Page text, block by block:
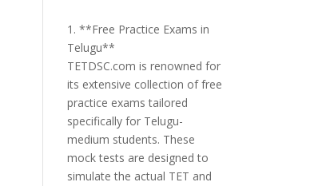
1. **Free Practice Exams in
Telugu**
TETDSC.com is renowned for
its extensive collection of free
practice exams tailored
specifically for Telugu-
medium students. These
mock tests are designed to
simulate the actual TET and